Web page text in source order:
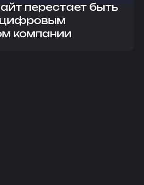
перестает быть
цифровым
компании